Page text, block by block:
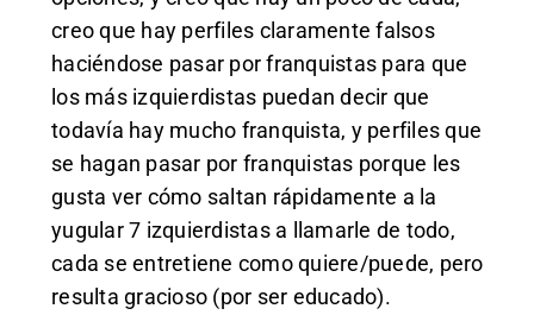
creo que hay perfiles claramente falsos
haciéndose pasar por franquistas para que
los más izquierdistas puedan decir que
todavía hay mucho franquista, y perfiles que
se hagan pasar por franquistas porque les
gusta ver cómo saltan rápidamente a la
yugular 7 izquierdistas a llamarle de todo,
cada se entretiene como quiere/puede, pero
resulta gracioso (por ser educado).